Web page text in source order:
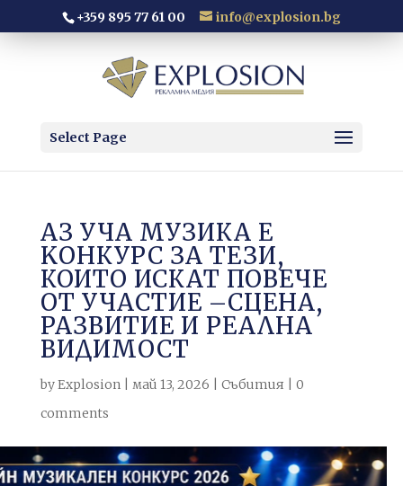
+359 895 77 61 00 info@explosion.bg
Select Page
АЗ УЧА МУЗИКА E
KОНКУРС ЗА ТЕЗИ,
КОИТО ИСКАТ ПОВЕЧЕ
ОТ УЧАСТИЕ –СЦЕНА,
РАЗВИТИЕ И РЕАЛНА
ВИДИМОСТ
byExplosion| май 13, 2026 Събития
0
comments